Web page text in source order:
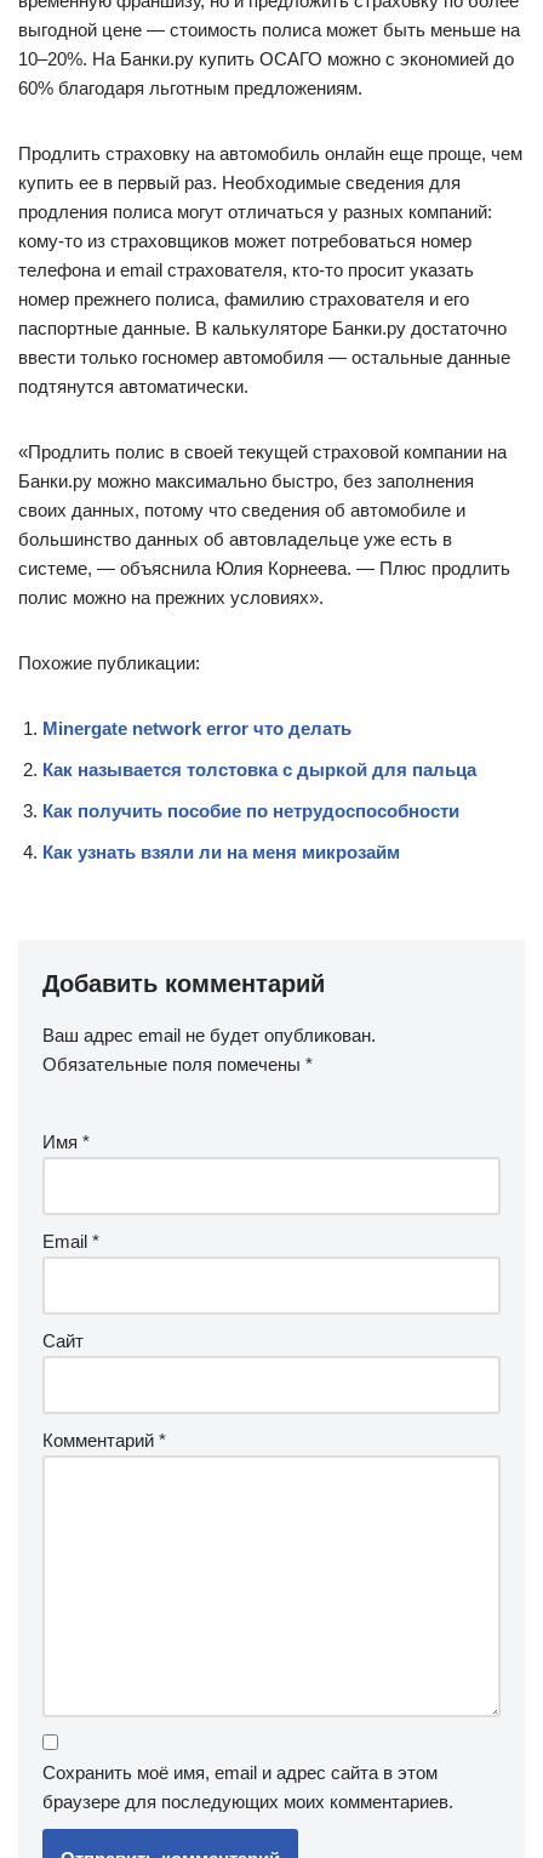
выгодной цене — стоимость полиса может быть меньше на
10–20%. На Банки.ру купить ОСАГО можно с экономией до
60% благодаря льготным предложениям.
Продлить страховку на автомобиль онлайн еще проще, чем
купить ее в первый раз. Необходимые сведения для
продления полиса могут отличаться у разных компаний:
кому-то из страховщиков может потребоваться номер
телефона и email страхователя, кто-то просит указать
номер прежнего полиса, фамилию страхователя и его
паспортные данные. В калькуляторе Банки.ру достаточно
ввести только госномер автомобиля — остальные данные
подтянутся автоматически.
«Продлить полис в своей текущей страховой компании на
Банки.ру можно максимально быстро, без заполнения
своих данных, потому что сведения об автомобиле и
большинство данных об автовладельце уже есть в
системе, — объяснила Юлия Корнеева. — Плюс продлить
полис можно на прежних условиях».
Похожие публикации:
Minergate network error что делать
Как называется толстовка с дыркой для пальца
Как получить пособие по нетрудоспособности
Как узнать взяли ли на меня микрозайм
Добавить комментарий
Ваш адрес email не будет опубликован.
Обязательные поля помечены *
Имя *
Email *
Сайт
Комментарий *
Сохранить моё имя, email и адрес сайта в этом
браузере для последующих моих комментариев.